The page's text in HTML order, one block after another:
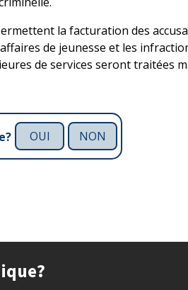
la facturation des
de jeunesse et les
de services seront traitées
OUI NON